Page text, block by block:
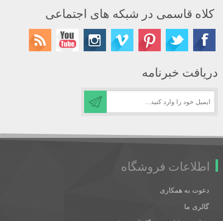
کلاه قاسمی در شبکه های اجتماعی
دریافت خبرنامه
اطلاعات فروشگاه
دعوت به همکاری
گالری ما